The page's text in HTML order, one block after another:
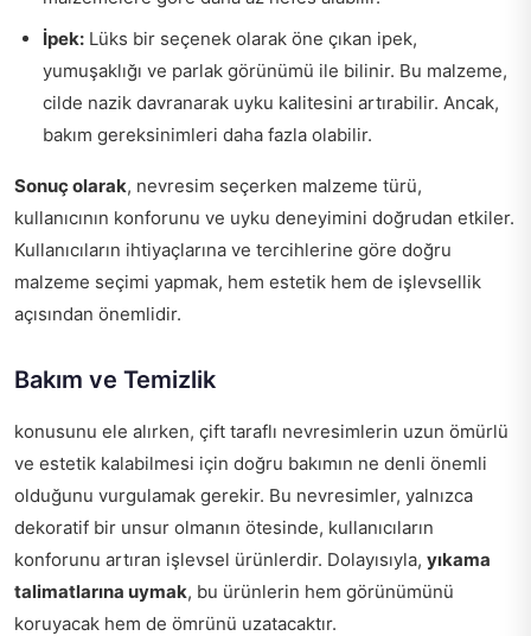
İpek: Lüks bir seçenek olarak öne çıkan ipek,
yumuşaklığı ve parlak görünümü ile bilinir. Bu malzeme,
cilde nazik davranarak uyku kalitesini artırabilir. Ancak,
bakım gereksinimleri daha fazla olabilir.
Sonuç olarak, nevresim seçerken malzeme türü,
kullanıcının konforunu ve uyku deneyimini doğrudan etkiler.
Kullanıcıların ihtiyaçlarına ve tercihlerine göre doğru
malzeme seçimi yapmak, hem estetik hem de işlevsellik
açısından önemlidir.
Bakım ve Temizlik
konusunu ele alırken, çift taraflı nevresimlerin uzun ömürlü
ve estetik kalabilmesi için doğru bakımın ne denli önemli
olduğunu vurgulamak gerekir. Bu nevresimler, yalnızca
dekoratif bir unsur olmanın ötesinde, kullanıcıların
konforunu artıran işlevsel ürünlerdir. Dolayısıyla, yıkama
talimatlarına uymak, bu ürünlerin hem görünümünü
koruyacak hem de ömrünü uzatacaktır.